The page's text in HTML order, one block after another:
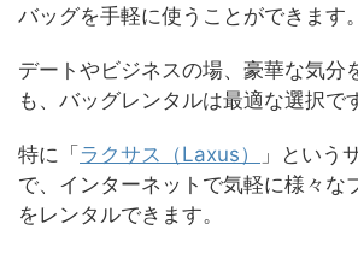
バッグを手軽に使うことができます。
デートやビジネスの場、豪華な気分
も、バッグレンタルは最適な選択で
特に「 ラクサス（Laxus）
」という
で、インターネットで気軽に様々な
をレンタルできます。